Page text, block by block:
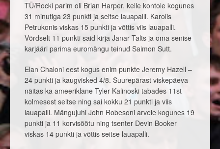
TÜ/Rocki parim oli Brian Harper, kelle kontole kogunes
31 minutiga 23 punkti ja seitse lauapalli. Karolis
Petrukonis viskas 15 punkti ja võttis viis lauapalli.
Võrdselt 11 punkti said kirja Janar Talts ja oma senise
karjääri parima euromängu teinud Saimon Sutt.
Elan Chaloni eest kogus enim punkte Jeremy Hazell –
24 punkti ja kaugvisked 4/8. Suurepärast viskepäeva
näitas ka ameeriklane Tyler Kalinoski tabades 11st
kolmesest seitse ning sai kokku 21 punkti ja viis
lauapalli. Mängujuhi John Robesoni arvele kogunes 19
punkti ja 11 korvisöötu ning tsenter Devin Booker
viskas 14 punkti ja võttis seitse lauapalli.